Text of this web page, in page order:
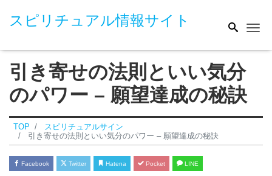
スピリチュアル情報サイト
引き寄せの法則といい気分
のパワー – 願望達成の秘訣
TOP
スピリチュアルサイン
引き寄せの法則といい気分のパワー – 願望達成の秘訣
Facebook Twitter Hatena Pocket LINE